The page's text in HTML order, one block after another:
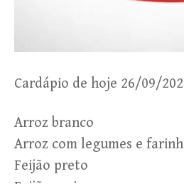
Cardápio de hoje 26/09/
Arroz branco
Arroz com legumes e
Feijão preto